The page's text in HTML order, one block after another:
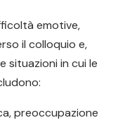
emotive,
il colloquio e,
situazioni in cui le
preoccupazione